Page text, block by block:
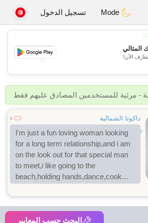
Tunisia Datingتسجيل الدخول
💖
💕
الآن!
- مرئية للمستخدمين المصادق عليهم فقط
داكوتا الشمالية 0
I'm just a fun loving woman looking
for a long term relationship,and i am
on the look out for that special man
to meet,i like going to the
beach,holding hands,dance,cook
an hardworking woman, i am a very
easy going person with a lot of sense
of humor ,I care a lot about others
البحث حسب المعايير